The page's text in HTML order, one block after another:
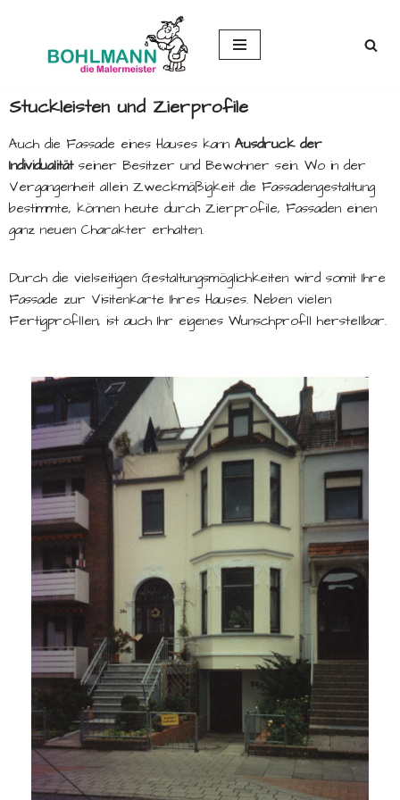
Stuckleisten und Zierprofile
Auch die Fassade eines Hauses kann Ausdruck der
Individualitätseiner Besitzer und Bewohner sein. Wo in der
Vergangenheit allein Zweckmäßigkeit die Fassadengestaltung
bestimmte, können heute durch Zierprofile, Fassaden einen
ganz neuen Charakter erhalten.
Durch die vielseitigen Gestaltungsmöglichkeiten wird somit Ihre
Fassade zur Visitenkarte Ihres Hauses. Neben vielen
Fertigprofllen, ist auch Ihr eigenes Wunschprofll herstellbar.